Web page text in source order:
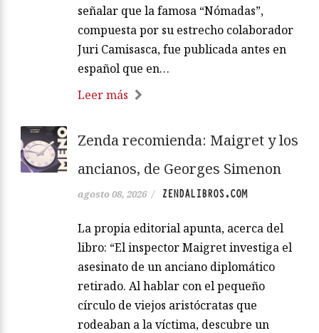
señalar que la famosa “Nómadas”,
compuesta por su estrecho colaborador
Juri Camisasca, fue publicada antes en
español que en…
Leer más
Zenda recomienda: Maigret y los
ancianos, de Georges Simenon
agosto 08, 2026 / ZENDALIBROS.COM
La propia editorial apunta, acerca del
libro: “El inspector Maigret investiga el
asesinato de un anciano diplomático
retirado. Al hablar con el pequeño
círculo de viejos aristócratas que
rodeaban a la víctima, descubre un